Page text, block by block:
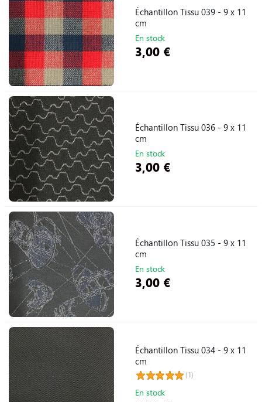
Échantillon Tissu 039 - 9 x 11
cm
En stock
3,00 €
Échantillon Tissu 036 - 9 x 11
cm
En stock
3,00 €
Échantillon Tissu 035 - 9 x 11
cm
En stock
3,00 €
Échantillon Tissu 034 - 9 x 11
cm
(1)
En stock